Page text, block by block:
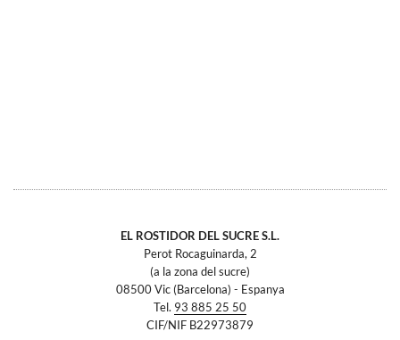
EL ROSTIDOR DEL SUCRE S.L.
Perot Rocaguinarda, 2
(a la zona del sucre)
08500 Vic (Barcelona) - Espanya
Tel. 93 885 25 50
CIF/NIF B22973879